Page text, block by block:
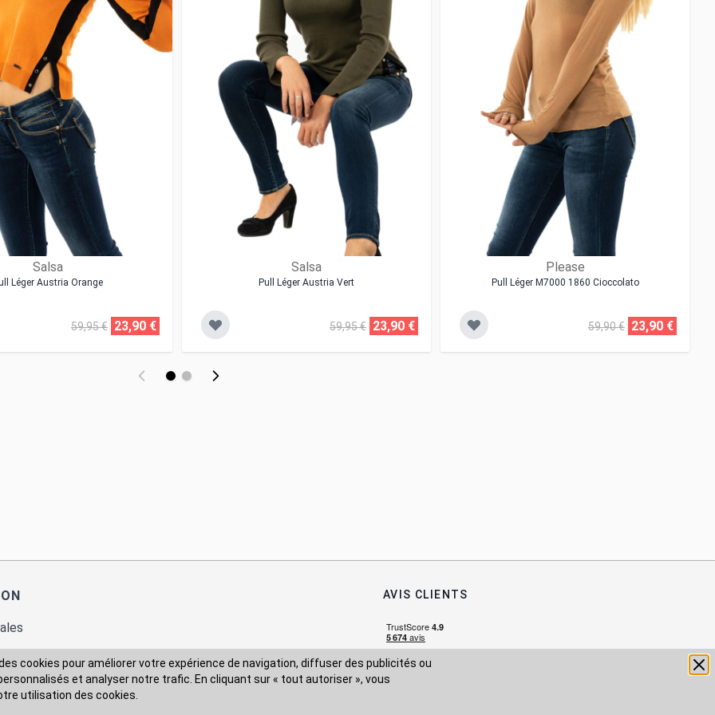
cookies pour améliorer votre expérience de navigation, diffuser des publicités ou
et analyser notre trafic. En cliquant sur « tout autoriser », vous
utilisation des cookies.
Salsa
Léger Austria Orange
59,95 € 23,90 €
Salsa
Pull Léger Austria Vert
59,95 € 23,90 €
Please
Pull Léger M7000 1860 Cioccolato
59,90 € 23,90 €
données
AVIS CLIENTS